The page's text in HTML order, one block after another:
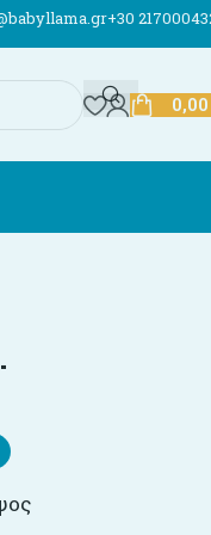
Αποστολές σε όλη
+30